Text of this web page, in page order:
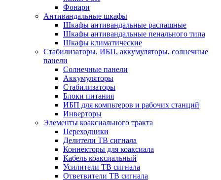
Фонари
Антивандальные шкафы
Шкафы антивандальные распашные
Шкафы антивандальные пенального типа
Шкафы климатические
Стабилизаторы, ИБП, аккумуляторы, солнечные
панели
Солнечные панели
Аккумуляторы
Стабилизаторы
Блоки питания
ИБП для компьтеров и рабочих станций
Инверторы
Элементы коаксиального тракта
Переходники
Делители ТВ сигнала
Коннекторы для коаксиала
Кабель коаксиальный
Усилители ТВ сигнала
Ответвители ТВ сигнала